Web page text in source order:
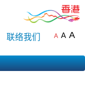
联络我们 A A A